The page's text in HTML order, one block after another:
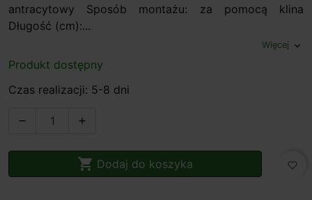
antracytowy Sposób montażu: za pomocą klina
Długość (cm):...
Więcej expand_more
Produkt dostępny
Czas realizacji: 5-8 dni
 
 Dodaj do koszyka favorite_border